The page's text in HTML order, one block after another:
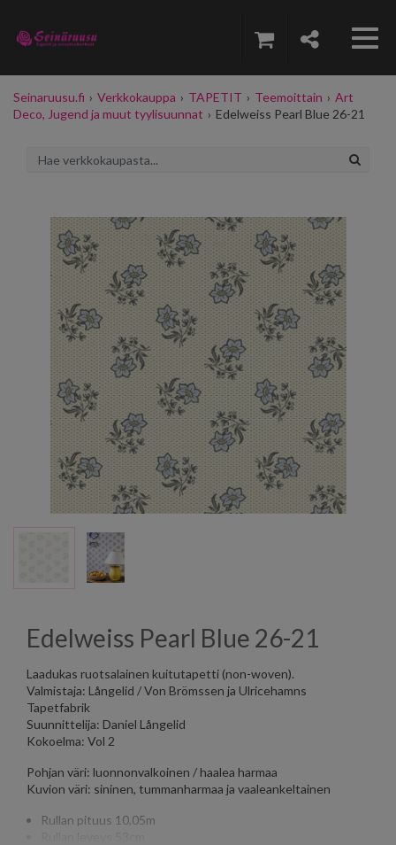
Seinaruusu.fi › Verkkokauppa › TAPETIT › Teemoittain › Art
Deco, Jugend ja muut tyylisuunnat › Edelweiss Pearl Blue 26-21
Edelweiss Pearl Blue 26-21
Laadukas ruotsalainen kuitutapetti (non-woven).
Valmistaja: Långelid / Von Brömssen ja Ulricehamns
Tapetfabrik
Suunnittelija: Daniel Långelid
Kokoelma: Vol 2
Pohjan väri: luonnonvalkoinen / haalea harmaa
Kuvion väri: sininen, tummanharmaa ja vaaleankeltainen
Rullan pituus 10,05m